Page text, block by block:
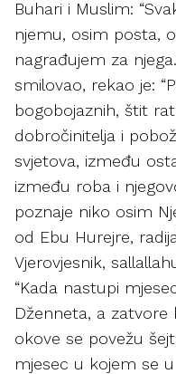
Buhari i Muslim:
njemu, osim posta,
nagrađujem za
smilovao, rekao je:
bogobojaznih, štit
dobročinitelja i
svjetova, između
između roba i
poznaje niko osim
od Ebu Hurejre,
Vjerovjesnik,
“Kada nastupi
Dženneta, a zatvore
okove se povežu
mjesec u kojem se